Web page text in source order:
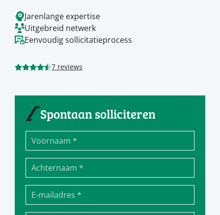
Spontaan solliciteren
Jarenlange expertise
Uitgebreid netwerk
Eenvoudig sollicitatieprocess
7 reviews